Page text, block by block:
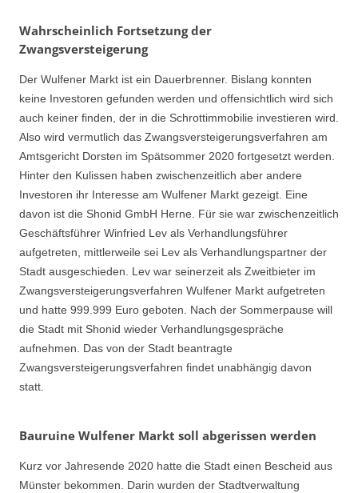
Wahrscheinlich Fortsetzung der
Zwangsversteigerung
Der Wulfener Markt ist ein Dauerbrenner. Bislang konnten
keine Investoren gefunden werden und offensichtlich wird sich
auch keiner finden, der in die Schrottimmobilie investieren wird.
Also wird vermutlich das Zwangsversteigerungsverfahren am
Amtsgericht Dorsten im Spätsommer 2020 fortgesetzt werden.
Hinter den Kulissen haben zwischenzeitlich aber andere
Investoren ihr Interesse am Wulfener Markt gezeigt. Eine
davon ist die Shonid GmbH Herne. Für sie war zwischenzeitlich
Geschäftsführer Winfried Lev als Verhandlungsführer
aufgetreten, mittlerweile sei Lev als Verhandlungspartner der
Stadt ausgeschieden. Lev war seinerzeit als Zweitbieter im
Zwangsversteigerungsverfahren Wulfener Markt aufgetreten
und hatte 999.999 Euro geboten. Nach der Sommerpause will
die Stadt mit Shonid wieder Verhandlungsgespräche
aufnehmen. Das von der Stadt beantragte
Zwangsversteigerungsverfahren findet unabhängig davon
statt.
Bauruine Wulfener Markt soll abgerissen werden
Kurz vor Jahresende 2020 hatte die Stadt einen Bescheid aus
Münster bekommen. Darin wurden der Stadtverwaltung